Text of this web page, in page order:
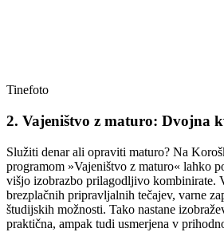
Tinefoto
2. Vajeništvo z maturo: Dvojna
Služiti denar ali opraviti maturo? Na
programom »Vajeništvo z maturo« lahko
višjo izobrazbo prilagodljivo kombinirate.
brezplačnih pripravljalnih tečajev, varne
študijskih možnosti. Tako nastane
praktična, ampak tudi usmerjena v